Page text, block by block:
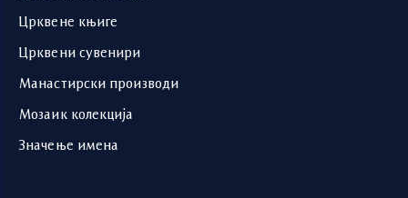
Црквене књиге
Црквени сувенири
Манастирски производи
Мозаик колекција
Значење имена